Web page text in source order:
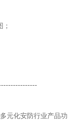
元化安防行业产品功